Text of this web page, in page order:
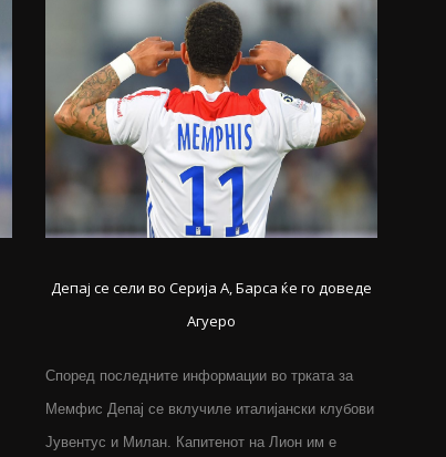
Депај се сели во Серија А, Барса ќе го доведе
Агуеро
Според последните информации во трката за
Мемфис Депај се вклучиле италијански клубови
Јувентус и Милан. Капитенот на Лион им е